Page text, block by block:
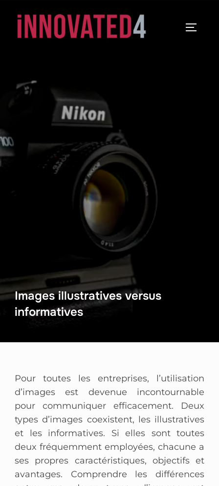
Images illustratives versus
informatives
Pour toutes les entreprises, l’utilisation
d’images est devenue incontournable
pour communiquer efficacement. Deux
types d’images coexistent, les illustratives
et les informatives. Si elles sont toutes
deux fréquemment employées, chacune a
ses propres caractéristiques, objectifs et
avantages. Comprendre les différences